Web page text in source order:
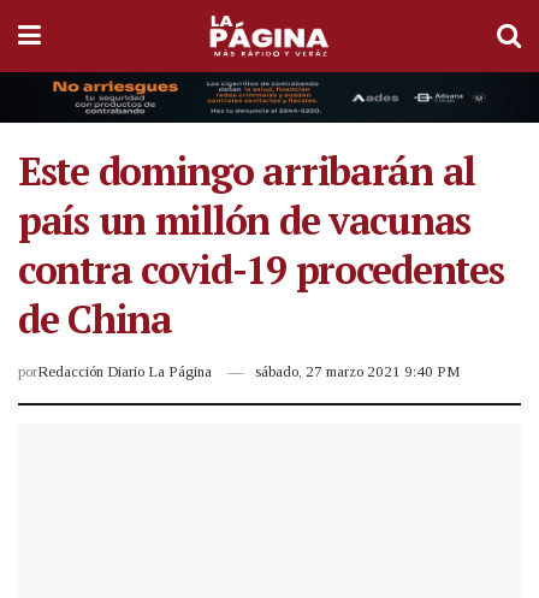
Este domingo arribarán al
país un millón de vacunas
contra covid-19 procedentes
de China
porRedacción Diario La Página sábado, 27 marzo 2021 9:40 PM